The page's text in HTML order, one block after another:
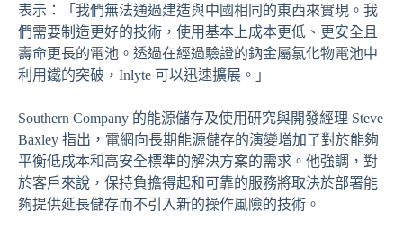
表示：「我們無法通過建造與中國相同的東西來實現。我
們需要制造更好的技術，使用基本上成本更低、更安全且
壽命更長的電池。透過在經過驗證的鈉金屬氯化物電池中
利用鐵的突破，Inlyte 可以迅速擴展。」
Southern Company 的能源儲存及使用研究與開發經理 Steve
Baxley 指出，電網向長期能源儲存的演變增加了對於能夠
平衡低成本和高安全標準的解決方案的需求。他強調，對
於客戶來說，保持負擔得起和可靠的服務將取決於部署能
夠提供延長儲存而不引入新的操作風險的技術。